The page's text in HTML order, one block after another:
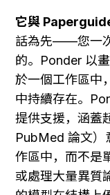
它與
話為先——您一
的。Ponder 以
於一個工作區中
中持續存在。
提供支援，涵蓋
PubMed 論文）
作區中，而不是
或處理大量異質